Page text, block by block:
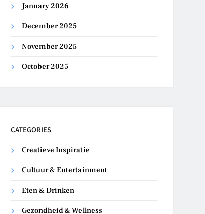
January 2026
December 2025
November 2025
October 2025
CATEGORIES
Creatieve Inspiratie
Cultuur & Entertainment
Eten & Drinken
Gezondheid & Wellness